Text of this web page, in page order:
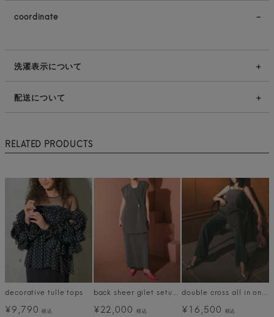
coordinate
洗濯表示について
配送について
RELATED PRODUCTS
decorative tulle tops
¥9,790 税込
back sheer gilet setup dress
¥22,000 税込
double cross all in one dress
¥16,500 税込